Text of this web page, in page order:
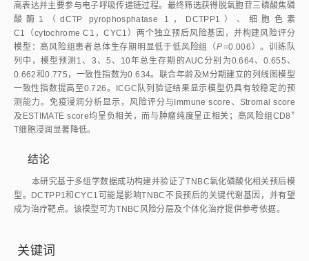
高表达并主要参与电子呼吸传递链过程。最终筛选获得脱氧胞苷三磷酸焦磷
酸酶1（dCTP pyrophosphatase 1，DCTPP1）、细胞色素
C1（cytochrome C1，CYC1）两个独立预后风险基因，并构建风险评分
模型：高风险组患者总体生存期明显低于低风险组（P=0.006）。训练队
列中，模型预测1、3、5、10年总生存期的AUC分别为0.664、0.655、
0.662和0.775，一致性指数为0.634。联合年龄及M分期建立的列线图模型
一致性指数提高至0.726。ICGC队列验证结果显示模型仍具有较稳定的预
测能力。免疫浸润分析显示，风险评分与Immune score、Stromal score
及ESTIMATE score均呈负相关，而与肿瘤纯度呈正相关；高风险组CD8+
T细胞浸润显著降低。
结论
本研究基于多组学数据成功构建并验证了TNBC氧化磷酸化相关预后模
型。DCTPP1和CYC1可能是影响TNBC不良预后的关键代谢基因，并有望
成为治疗靶点。该模型可为TNBC风险分层及个体化治疗提供参考依据。
关键词